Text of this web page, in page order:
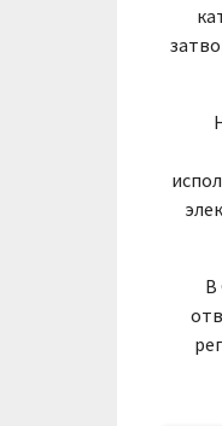
В